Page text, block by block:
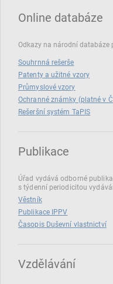
Online databáze
Odkazy na národní
Souhrnná rešerše
Patenty a užitné vzory
Průmyslové vzory
Ochranné známky (platné v
Rešeršní systém TaPIS
Publikace
Úřad vydává odborné
s týdenní periodicitou
Věstník
Publikace IPPV
Časopis Duševní vlastnictví
Vzdělávání